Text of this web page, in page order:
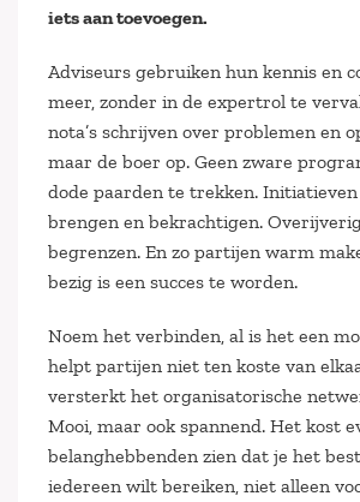
iets aan toevoegen.
Adviseurs gebruiken hun kennis en
meer, zonder in de expertrol te
nota’s schrijven over problemen en
maar de boer op. Geen zware
dode paarden te trekken.
brengen en bekrachtigen.
begrenzen. En zo partijen warm
bezig is een succes te worden.
Noem het verbinden, al is het een
helpt partijen niet ten koste van
versterkt het organisatorische
Mooi, maar ook spannend. Het kost
belanghebbenden zien dat je het
iedereen wilt bereiken, niet alleen